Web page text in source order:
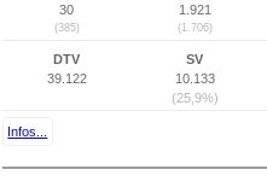
30
(385)
1.921
(1.706)
DTV
39.122
SV
10.133
(25,9%)
Infos...